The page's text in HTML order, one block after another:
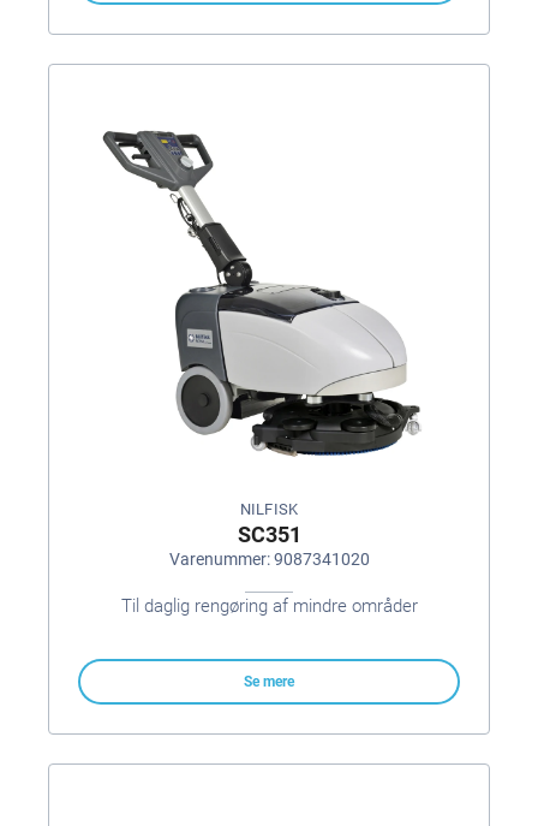
NILFISK
SC351
Varenummer: 9087341020
Til daglig rengøring af mindre områder
Se mere